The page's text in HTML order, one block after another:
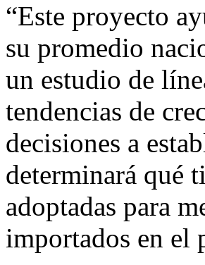
“Este proyecto
su promedio
un estudio de
tendencias de
decisiones a
determinará qué
adoptadas para
importados en el